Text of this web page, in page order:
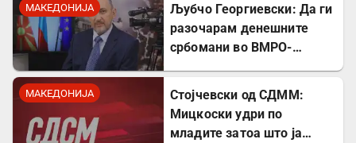
МАКЕДОНИЈА
Љубчо Георгиевски: Да ги
разочарам денешните
србомани во ВМРО-
Драган Богдановски беа
против Србославија
МАКЕДОНИЈА
Стојчевски од СДММ:
Мицкоски удри по
младите затоа што ја